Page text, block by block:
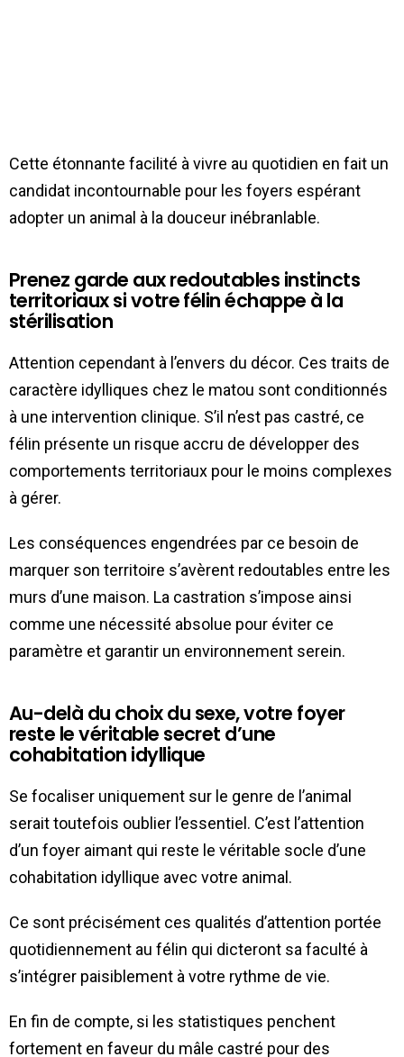
Cette étonnante facilité à vivre au quotidien en fait un
candidat incontournable pour les foyers espérant
adopter un animal à la douceur inébranlable.
Prenez garde aux redoutables instincts
territoriaux si votre félin échappe à la
stérilisation
Attention cependant à l’envers du décor. Ces traits de
caractère idylliques chez le matou sont conditionnés
à une intervention clinique. S’il n’est pas castré, ce
félin présente un risque accru de développer des
comportements territoriaux pour le moins complexes
à gérer.
Les conséquences engendrées par ce besoin de
marquer son territoire s’avèrent redoutables entre les
murs d’une maison. La castration s’impose ainsi
comme une nécessité absolue pour éviter ce
paramètre et garantir un environnement serein.
Au-delà du choix du sexe, votre foyer
reste le véritable secret d’une
cohabitation idyllique
Se focaliser uniquement sur le genre de l’animal
serait toutefois oublier l’essentiel. C’est l’attention
d’un foyer aimant qui reste le véritable socle d’une
cohabitation idyllique avec votre animal.
Ce sont précisément ces qualités d’attention portée
quotidiennement au félin qui dicteront sa faculté à
s’intégrer paisiblement à votre rythme de vie.
En fin de compte, si les statistiques penchent
fortement en faveur du mâle castré pour des